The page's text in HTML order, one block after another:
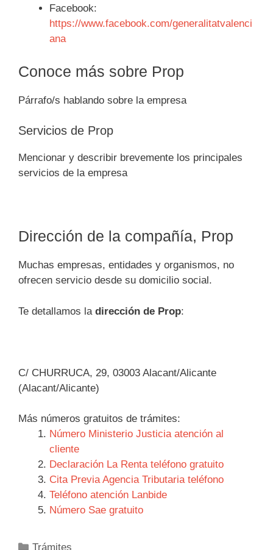
Facebook:
https://www.facebook.com/generalitatvalenci
ana
Conoce más sobre Prop
Párrafo/s hablando sobre la empresa
Servicios de Prop
Mencionar y describir brevemente los principales
servicios de la empresa
Dirección de la compañía, Prop
Muchas empresas, entidades y organismos, no
ofrecen servicio desde su domicilio social.
Te detallamos la dirección de Prop:
C/ CHURRUCA, 29, 03003 Alacant/Alicante
(Alacant/Alicante)
Más números gratuitos de trámites:
Número Ministerio Justicia atención al
cliente
Declaración La Renta teléfono gratuito
Cita Previa Agencia Tributaria teléfono
Teléfono atención Lanbide
Número Sae gratuito
Categorías
Trámites